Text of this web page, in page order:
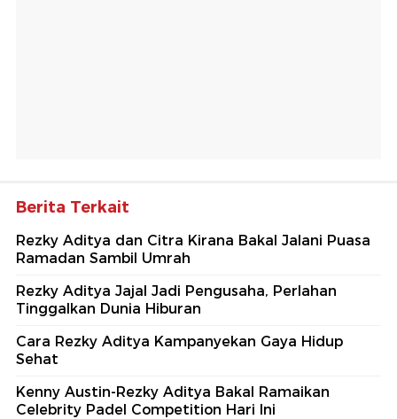
Berita Terkait
Rezky Aditya dan Citra Kirana Bakal Jalani Puasa
Ramadan Sambil Umrah
Rezky Aditya Jajal Jadi Pengusaha, Perlahan
Tinggalkan Dunia Hiburan
Cara Rezky Aditya Kampanyekan Gaya Hidup
Sehat
Kenny Austin-Rezky Aditya Bakal Ramaikan
Celebrity Padel Competition Hari Ini